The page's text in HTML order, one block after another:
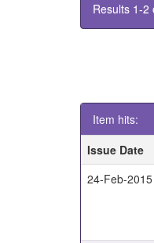
Results 1-2
Item hits:
Issue Date
24-Feb-2015